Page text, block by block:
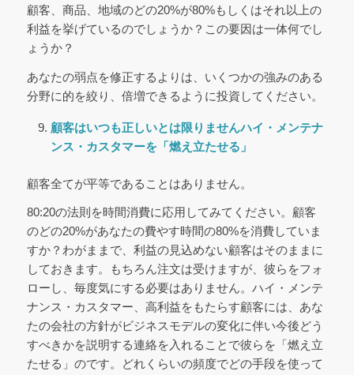
顧客、商品、地域のどの20%が80%もしくはそれ以上の
利益を挙げているのでしょうか？この要因は一体何でし
ょうか？
あなたの弱点を修正するよりは、いくつかの強みのある
分野に的を絞り、倍増できるように投資してください。
顧客はいつも正しいとは限りませんハイ・メンテナ
ンス・カスタマーを「燃え立たせる」
顧客全てが平等であることはありません。
80:20の法則を時間消費に応用してみてください。顧客
のどの20%があなたの費やす時間の80%を消費していま
すか？わがままで、利益の見込めない顧客はそのままに
しておきます。もちろん注文は受けますが、彼らをフォ
ローし、毎度気にする必要はありません。ハイ・メンテ
ナンス・カスタマー、高利益をもたらす顧客には、あな
たの会社の方針がビジネスモデルの変化に伴い今後どう
すべきかを説明する連絡を入れることで彼らを「燃え立
たせる」のです。どれくらいの頻度でどの手段を使って